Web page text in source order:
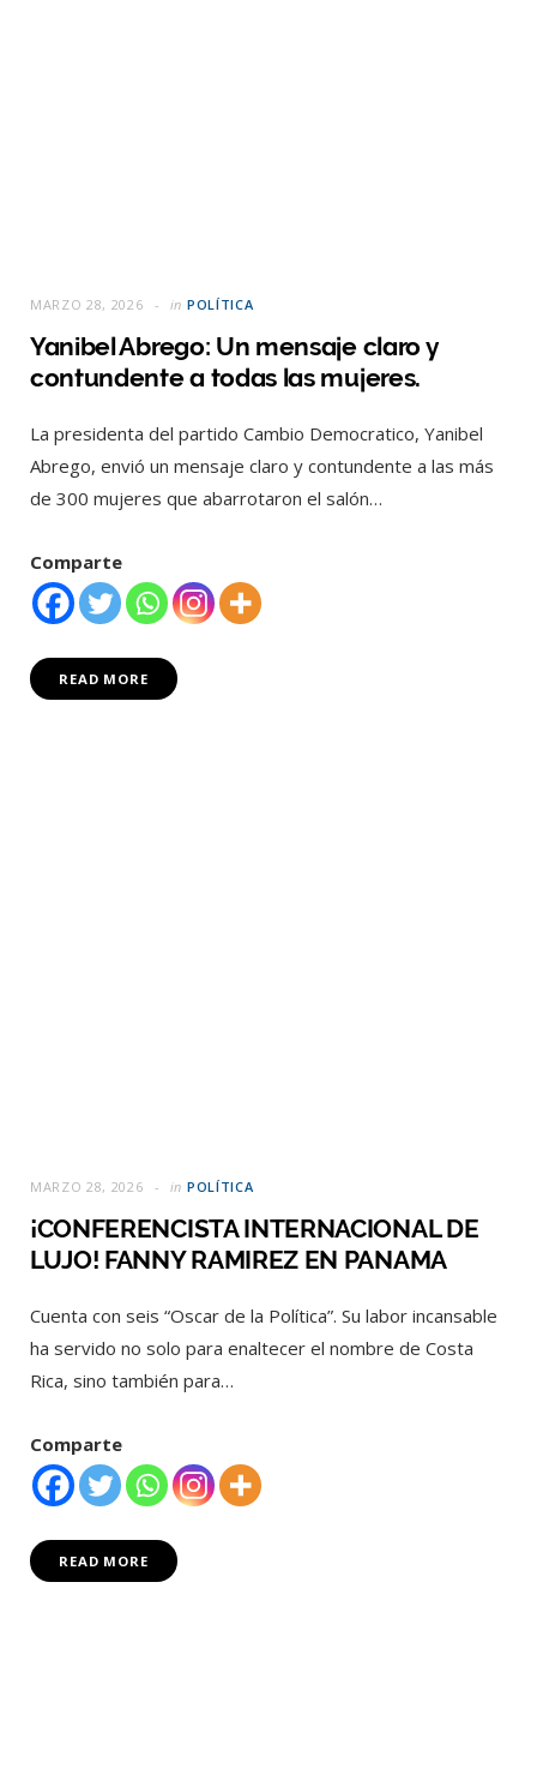
MARZO 28, 2026 in POLÍTICA
Yanibel Abrego: Un mensaje claro y
contundente a todas las mujeres.
La presidenta del partido Cambio Democratico, Yanibel
Abrego, envió un mensaje claro y contundente a las más
de 300 mujeres que abarrotaron el salón…
Comparte
READ MORE
MARZO 28, 2026 in POLÍTICA
¡CONFERENCISTA INTERNACIONAL DE
LUJO! FANNY RAMIREZ EN PANAMA
Cuenta con seis “Oscar de la Política”. Su labor incansable
ha servido no solo para enaltecer el nombre de Costa
Rica, sino también para…
Comparte
READ MORE